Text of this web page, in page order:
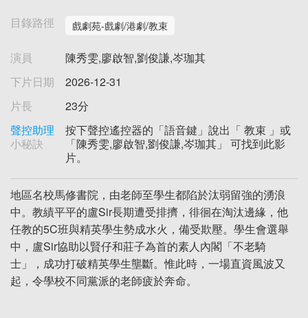
目錄路徑 戲劇苑-戲劇/港劇/教束
演員
陳秀雯,廖啟智,劉俊謙,岑珈其
下片日期
2026-12-31
片長
23分
聲控助理
小秘訣
按下聲控遙控器的「語音鍵」說出「 教束 」或
「陳秀雯,廖啟智,劉俊謙,岑珈其」 可找到此影
片。
地區名校馬修書院，由老師至學生都陷於汰弱留強的湧浪
中。教績平平的盧Sir長期遭受排擠，徘徊在淘汰邊緣，他
任教的5C班與精英學生勢成水火，備受欺壓。學生會選舉
中，盧Sir協助以賢仔和莊子為首的素人內閣「不老騎
士」，成功打破精英學生壟斷。惟此時，一場直資風波又
起，令學校不同黨派的老師疲於奔命。